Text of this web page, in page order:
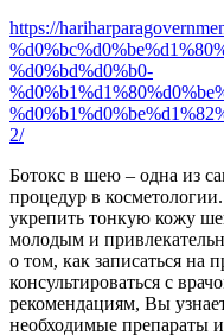
https://
%d0%bd%d0%b0-
2/
Ботокс в шею – одна из
процедур в
укрепить тонкую кожу
молодым и
о том, как записаться на
консультироваться с
рекомендациям, Вы
необходимые препараты